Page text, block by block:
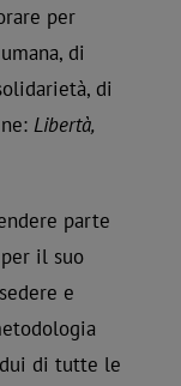
per
di
di
Libertà,
parte
il suo
e
di tutte le